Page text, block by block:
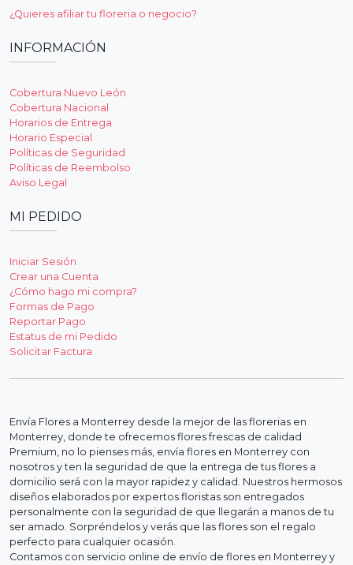
¿Quieres afiliar tu floreria o negocio?
INFORMACIÓN
Cobertura Nuevo León
Cobertura Nacional
Horarios de Entrega
Horario Especial
Políticas de Seguridad
Políticas de Reembolso
Aviso Legal
MI PEDIDO
Iniciar Sesión
Crear una Cuenta
¿Cómo hago mi compra?
Formas de Pago
Reportar Pago
Estatus de mi Pedido
Solicitar Factura
Envía Flores a Monterrey desde la mejor de las florerias en
Monterrey, donde te ofrecemos flores frescas de calidad
Premium, no lo pienses más, envía flores en Monterrey con
nosotros y ten la seguridad de que la entrega de tus flores a
domicilio será con la mayor rapidez y calidad. Nuestros hermosos
diseños elaborados por expertos floristas son entregados
personalmente con la seguridad de que llegarán a manos de tu
ser amado. Sorpréndelos y verás que las flores son el regalo
perfecto para cualquier ocasión.
Contamos con servicio online de envío de flores en Monterrey y